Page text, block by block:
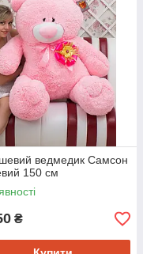
Также стоит
гигантские
с места на
лояльна. Мы
торговых наценок и
недорого. Так
разовой покупки, так
медведи 150
игрушек на
всегда.
вопросам
ведмедик Самсон
150 см
₴